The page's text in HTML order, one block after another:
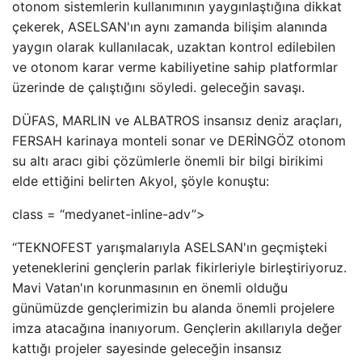
otonom sistemlerin kullanımının yaygınlaştığına dikkat
çekerek, ASELSAN'ın aynı zamanda bilişim alanında
yaygın olarak kullanılacak, uzaktan kontrol edilebilen
ve otonom karar verme kabiliyetine sahip platformlar
üzerinde de çalıştığını söyledi. geleceğin savaşı.
DÜFAS, MARLIN ve ALBATROS insansız deniz araçları,
FERSAH karinaya monteli sonar ve DERİNGÖZ otonom
su altı aracı gibi çözümlerle önemli bir bilgi birikimi
elde ettiğini belirten Akyol, şöyle konuştu:
class = “medyanet-inline-adv”>
“TEKNOFEST yarışmalarıyla ASELSAN'ın geçmişteki
yeteneklerini gençlerin parlak fikirleriyle birleştiriyoruz.
Mavi Vatan'ın korunmasının en önemli olduğu
günümüzde gençlerimizin bu alanda önemli projelere
imza atacağına inanıyorum. Gençlerin akıllarıyla değer
kattığı projeler sayesinde geleceğin insansız